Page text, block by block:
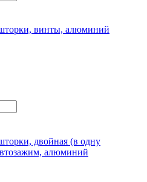
винты, алюминий
двойная (в одну
алюминий